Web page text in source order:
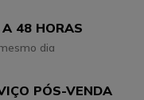
48 HORAS
dia
PÓS-VENDA